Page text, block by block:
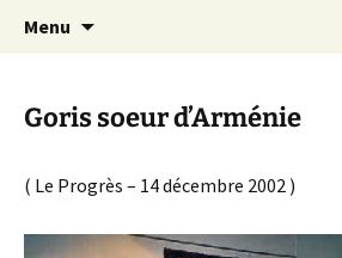
MCA Vienne
Le site de la Maison de la
Arménienne de Vienne
Menu
Goris soeur d’Arménie
( Le Progrès – 14 décembre 2002 )